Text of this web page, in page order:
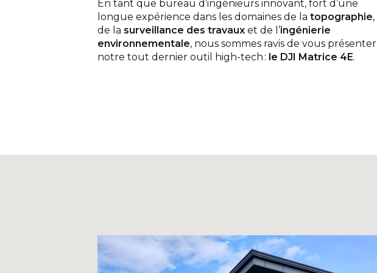
En tant que bureau d’ingénieurs innovant, fort d’une
longue expérience dans les domaines de la topographie,
de la surveillance des travaux et de l’ingénierie
environnementale, nous sommes ravis de vous présenter
notre tout dernier outil high-tech : le DJI Matrice 4E.